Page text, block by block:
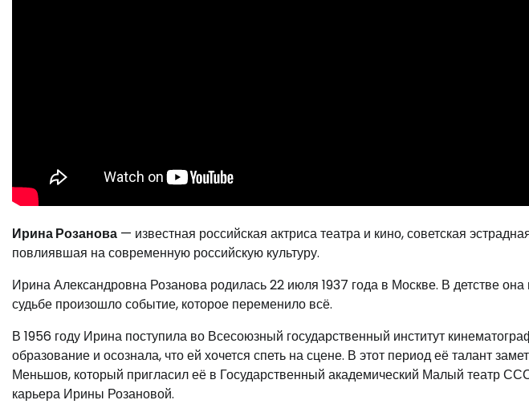
Ирина Розанова — известная российская актриса театра и кино, советская
повлиявшая на современную российскую культуру.
Ирина Александровна Розанова родилась 22 июля 1937 года в Москве. В детстве она
судьбе произошло событие, которое переменило всё.
В 1956 году Ирина поступила во Всесоюзный государственный институт
образование и осознала, что ей хочется спеть на сцене. В этот период её талант
Меньшов, который пригласил её в Государственный академический Малый театр
карьера Ирины Розановой.